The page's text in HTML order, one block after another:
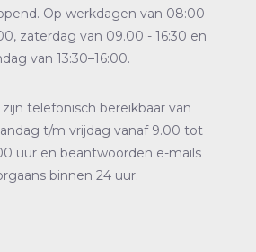
Op werkdagen van 08:00 -
zaterdag van 09.00 - 16:30 en
van 13:30–16:00.
telefonisch bereikbaar van
t/m vrijdag vanaf 9.00 tot
uur en beantwoorden e-mails
binnen 24 uur.